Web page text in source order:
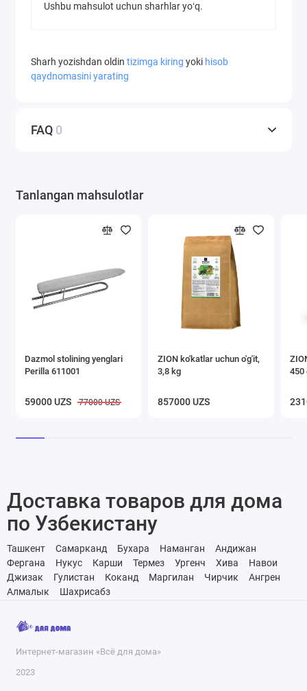
Ushbu mahsulot uchun sharhlar yoʻq.
Sharh yozishdan oldin tizimga kiring yoki hisob
qaydnomasini yarating
FAQ 0
Tanlangan mahsulotlar
Dazmol stolining yenglari
Perilla 611001
59000 UZS 77000 UZS
ZION ko'katlar uchun o'g'it,
3,8 kg
857000 UZS
450
Доставка товаров для дома
по Узбекистану
Ташкент Самарканд Бухара Наманган
Андижан
Фергана
Нукус Карши Термез Ургенч Хива
Навои
Джизак
Гулистан Коканд Маргилан Чирчик
Ангрен
Алмалык
Шахрисабз
Интернет-магазин «Всё для дома»
2023